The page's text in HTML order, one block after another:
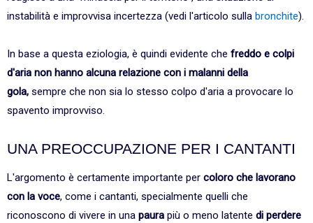
instabilità e improvvisa incertezza (vedi l'articolo sulla bronchite).
In base a questa eziologia, è quindi evidente che freddo e colpi
d'aria non hanno alcuna relazione con i malanni della
gola, sempre che non sia lo stesso colpo d'aria a provocare lo
spavento improvviso.
UNA PREOCCUPAZIONE PER I CANTANTI
L'argomento è certamente importante per coloro che lavorano
con la voce, come i cantanti, specialmente quelli che
riconoscono di vivere in una paura più o meno latente di perdere